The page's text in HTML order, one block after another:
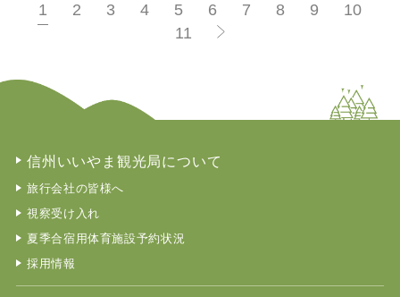
1 2 3 4 5 6 7 8 9
10
11
信州いいやま観光局について
旅行会社の皆様へ
視察受け入れ
夏季合宿用体育施設予約状況
採用情報